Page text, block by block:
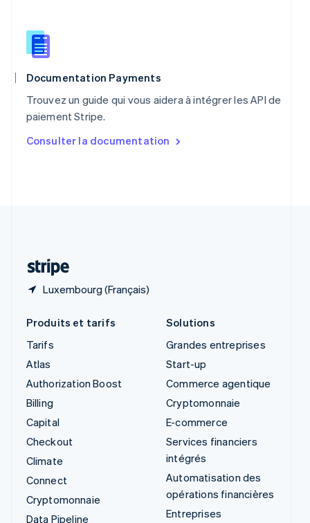
Documentation Payments
Trouvez un guide qui vous aidera à intégrer les API de
paiement Stripe.
Consulter la documentation
Luxembourg (Français)
English
Roumanie
Royaume-Uni
Singapour
English简体中文
English
Produits et tarifs
Tarifs
Atlas
Authorization Boost
Billing
Capital
Checkout
Climate
Connect
Cryptomonnaie
Data Pipeline
Solutions
Grandes entreprises
Start-up
Commerce agentique
Cryptomonnaie
E-commerce
Services financiers
intégrés
Automatisation des
opérations financières
Entreprises